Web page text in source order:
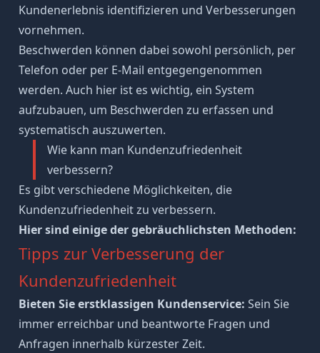
Kundenerlebnis identifizieren und Verbesserungen
vornehmen.
Beschwerden können dabei sowohl persönlich, per
Telefon oder per E-Mail entgegengenommen
werden. Auch hier ist es wichtig, ein System
aufzubauen, um Beschwerden zu erfassen und
systematisch auszuwerten.
Wie kann man Kundenzufriedenheit
verbessern?
Es gibt verschiedene Möglichkeiten, die
Kundenzufriedenheit zu verbessern.
Hier sind einige der gebräuchlichsten Methoden:
Tipps zur Verbesserung der
Kundenzufriedenheit
Bieten Sie erstklassigen Kundenservice: Sein Sie
immer erreichbar und beantworte Fragen und
Anfragen innerhalb kürzester Zeit.